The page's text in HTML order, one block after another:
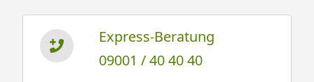
Express-Beratung
09001 / 40 40 40